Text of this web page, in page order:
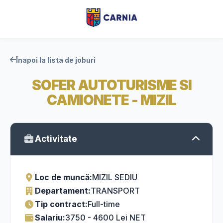
Înapoi la lista de joburi
SOFER AUTOTURISME SI
CAMIONETE - MIZIL
Activitate
Loc de muncă:MIZIL SEDIU
Departament:TRANSPORT
Tip contract:Full-time
Salariu:3750 - 4600 Lei NET